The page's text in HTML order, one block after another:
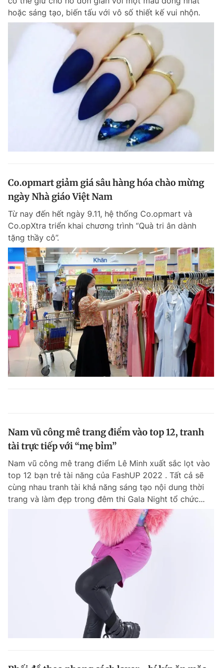
hoặc sáng tạo, biến tấu với vô số thiết kế vui nhộn.
Co.opmart giảm giá sâu hàng hóa chào mừng
ngày Nhà giáo Việt Nam
Từ nay đến hết ngày 9.11, hệ thống Co.opmart và
Co.opXtra triển khai chương trình “Quà tri ân dành
tặng thầy cô”.
Nam vũ công mê trang điểm vào top 12, tranh
tài trực tiếp với “mẹ bỉm”
Nam vũ công mê trang điểm Lê Minh xuất sắc lọt vào
top 12 bạn trẻ tài năng của FashUP 2022 . Tất cả sẽ
cùng nhau tranh tài khả năng sáng tạo nội dung thời
trang và làm đẹp trong đêm thi Gala Night tổ chức...